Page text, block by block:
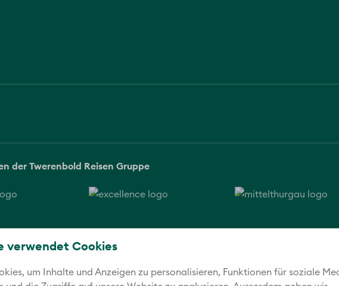
verwendet Cookies
um Inhalte und Anzeigen zu personalisieren, Funktionen für soziale
der Twerenbold Reisen Gruppe